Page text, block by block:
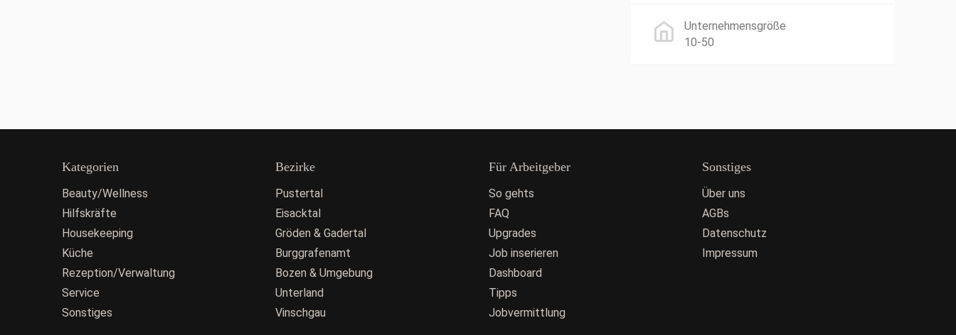
Unternehmensgröße
10-50
Kategorien
Beauty/Wellness
Hilfskräfte
Housekeeping
Küche
Rezeption/Verwaltung
Service
Sonstiges
Bezirke
Pustertal
Eisacktal
Gröden & Gadertal
Burggrafenamt
Bozen & Umgebung
Unterland
Vinschgau
Für Arbeitgeber
So gehts
FAQ
Upgrades
Job inserieren
Dashboard
Tipps
Jobvermittlung
Sonstiges
Über uns
AGBs
Datenschutz
Impressum